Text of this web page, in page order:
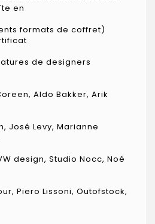
en
formats de coffret)
de designers
Aldo Bakker, Arik
José Levy, Marianne
design, Studio Nocc, Noé
Piero Lissoni, Outofstock,